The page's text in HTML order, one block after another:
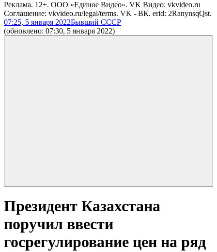
Реклама. 12+. ООО «Единое Видео». VK Видео: vkvideo.ru
Соглашение: vkvideo.ru/legal/terms. VK - ВК. erid: 2RanynsqQst.
07:25, 5 января 2022Бывший СССР
(обновлено: 07:30, 5 января 2022)
Президент Казахстана
поручил ввести
госрегулирование цен на ряд